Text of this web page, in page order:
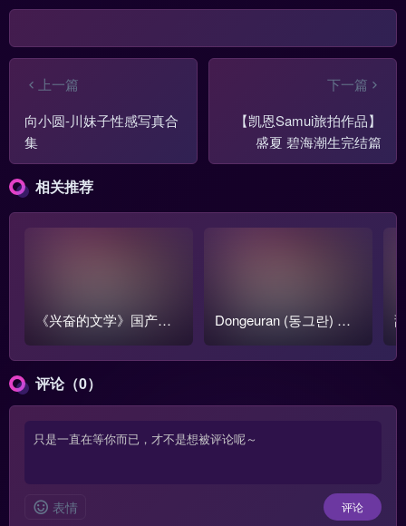
上一篇
向小圆-川妹子性感写真合
集
下一篇
【凯恩Samui旅拍作品】
盛夏 碧海潮生完结篇
相关推荐
《兴奋的文学》国产跳
蛋阅读1-3季全集【含番
外篇】
Dongeuran (동그란) 写
真COS作品原图合集
评论（0）
表情 评论